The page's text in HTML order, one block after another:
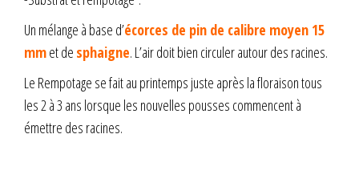
Un mélange à base d’écorces de pin de calibre moyen 15
mmet de sphaigne. L’air doit bien circuler autour des racines.
Le Rempotage se fait au printemps juste après la floraison tous
les 2 à 3 ans lorsque les nouvelles pousses commencent à
émettre des racines.